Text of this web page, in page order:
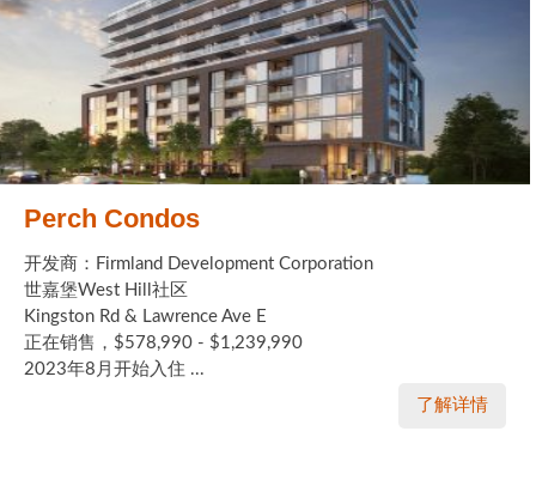
Perch Condos
开发商：Firmland Development Corporation
世嘉堡West Hill社区
Kingston Rd & Lawrence Ave E
正在销售，$578,990 - $1,239,990
2023年8月开始入住 ...
了解详情